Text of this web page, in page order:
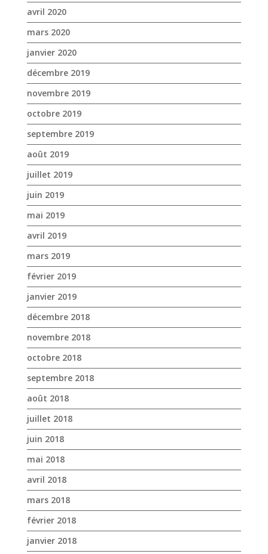
novembre 2019
octobre 2019
septembre 2019
août 2019
juillet 2019
juin 2019
mai 2019
avril 2019
mars 2019
février 2019
janvier 2019
décembre 2018
novembre 2018
octobre 2018
septembre 2018
août 2018
juillet 2018
juin 2018
mai 2018
avril 2018
mars 2018
février 2018
janvier 2018
décembre 2017
novembre 2017
octobre 2017
avril 2017